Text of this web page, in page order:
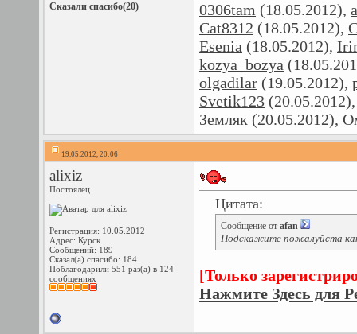
Сказали спасибо(20) 0306tam (18.05.2012),
Cat8312 (18.05.2012),
Esenia (18.05.2012),
kozya_bozya
olgadilar (19.05.2012),
Svetik123
Земляк (20.05.2012),
19.05.2012, 20:06
alixiz
Постоялец
Регистрация: 10.05.2012
Адрес: Курск
Сообщений: 189
Сказал(а) спасибо: 184
Поблагодарили 551 раз(а) в 124
сообщениях
Цитата:
Сообщение от afan
Подскажите пожалуйста
[Только
Нажмите Здесь для